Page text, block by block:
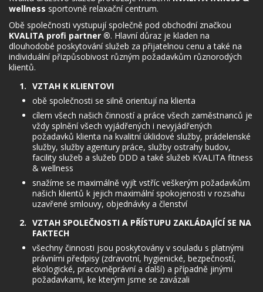
wellness sportovně relaxační centrum.
Obě společnosti vystupují společně pod obchodní značkou
KVALITA profi partner ®. Hlavní důraz je kladen na
dlouhodobé poskytování služeb za přijatelnou cenu a také na
individuální přizpůsobivost různým požadavkům různorodých
klientů.
VZTAH K KLIENTOVI
obě společnosti se silně orientují na klienta
cílem všech našich činností a práce všech zaměstnanců je
vždy splnění všech vyjádřených i nevyjádřených
požadavků klienta na kvalitní úklidové služby, prádelenské
služby, služby agentury práce, služby ostrahy budov,
facility služeb a služeb DDD a také služeb KVALITA fitness
& wellness
snažíme se maximálně vyjít vstříc veškerým požadavkům
našich klientů k jejich maximální spokojenosti v rozsahu
uzavřené smlouvy, objednávky a členství
VZTAH SPOLEČNOSTI A PŘÍSTUPU ZAKLÁDAJÍCÍ SE NA
FAKTECH
všechny činnosti jsou poskytovány v souladu s platnými
právními předpisy (zdravotní, hygienické, bezpečností,
ekologické, pracovněprávní a další) a případně jinými
požadavkami, ke kterým jsme se zavázali